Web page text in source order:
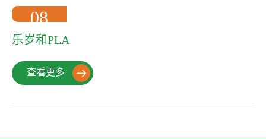
08
2022-10
乐岁和PLA
查看更多 